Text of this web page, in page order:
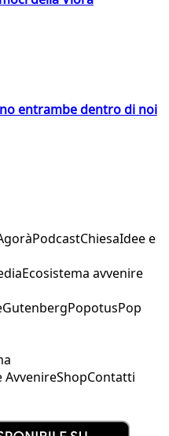
entrambe dentro di noi
PodcastChiesaIdee e
Ecosistema avvenire
GutenbergPopotusPop
AvvenireShopContatti